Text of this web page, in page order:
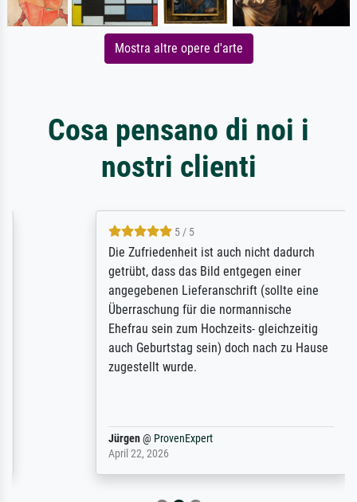
Mostra altre opere d'arte
Cosa pensano di noi i
nostri clienti
5 / 5
Die Zufriedenheit ist auch nicht dadurch
getrübt, dass das Bild entgegen einer
angegebenen Lieferanschrift (sollte eine
Überraschung für die normannische
Ehefrau sein zum Hochzeits- gleichzeitig
auch Geburtstag sein) doch nach zu Hause
zugestellt wurde.
@ProvenExpert
April 22, 2026